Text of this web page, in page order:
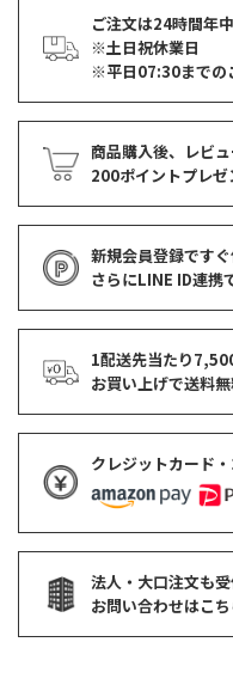
ご注文は24時間年
※土日祝休業日
※平日07:30までの
商品購入後、レビ
200ポイントプレゼ
新規会員登録です
さらにLINE ID連携
1配送先当たり
お買い上げで送料
クレジットカード
法人・大口注文も
お問い合わせはこち